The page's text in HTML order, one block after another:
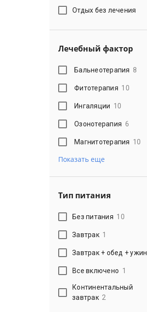
Отдых без лечения
Лечебный фактор
Бальнеотерапия 8
Фитотерапия 10
Ингаляции 10
Озонотерапия 6
Магнитотерапия 10
Показать еще
Тип питания
Без питания 10
Завтрак 1
Завтрак + обед + ужин
Все включено 1
Континентальный
завтрак 2